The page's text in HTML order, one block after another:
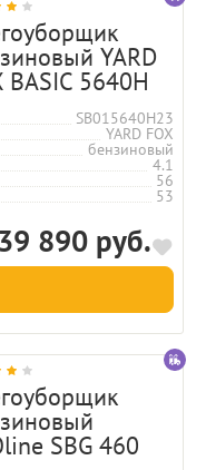
YARD
BASIC 5640H
SB015640H23
YARD FOX
бензиновый
4.1
56
53
39 890 руб.
SBG 460